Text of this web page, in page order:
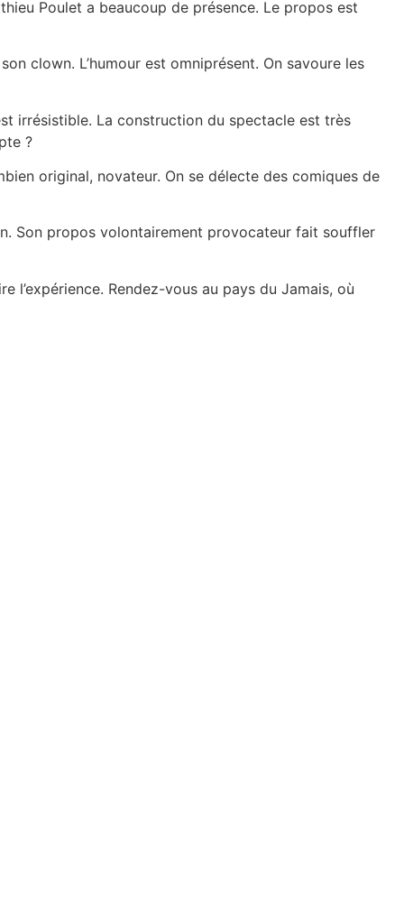
Poulet a beaucoup de présence. Le propos est
clown. L’humour est omniprésent. On savoure les
irrésistible. La construction du spectacle est très
?
original, novateur. On se délecte des comiques de
Son propos volontairement provocateur fait souffler
l’expérience. Rendez-vous au pays du Jamais, où